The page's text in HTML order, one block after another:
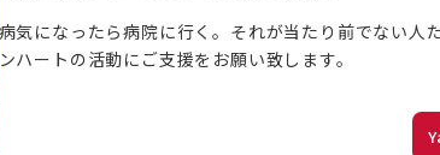
病気になったら病院に行く。それが当たり前でない人
ンハートの活動にご支援をお願い致します。